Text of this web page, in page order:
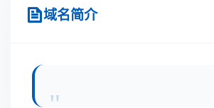
域名简介